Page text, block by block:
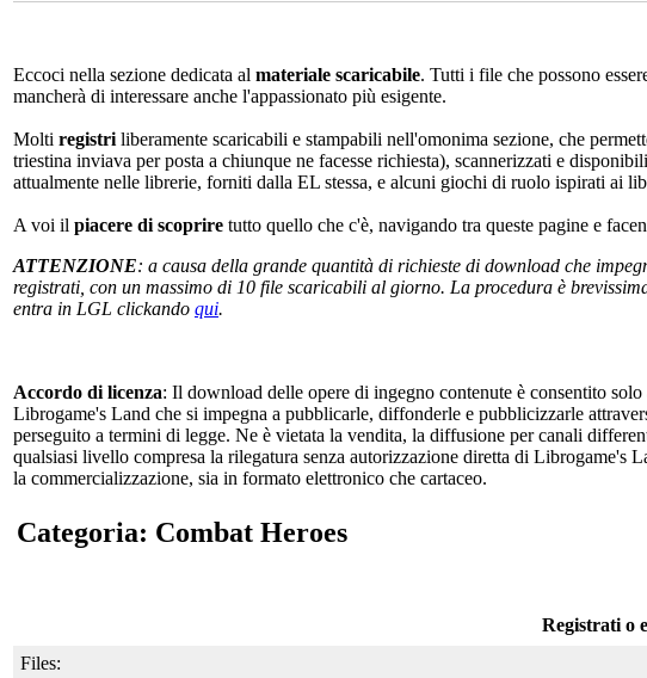
Eccoci nella sezione dedicata al materiale scaricabile. Tutti i file che possono
mancherà di interessare anche l'appassionato più esigente.
Molti registri liberamente scaricabili e stampabili nell'omonima sezione, che
triestina inviava per posta a chiunque ne facesse richiesta), scannerizzati e
attualmente nelle librerie, forniti dalla EL stessa, e alcuni giochi di ruolo ispirati ai
A voi il piacere di scoprire tutto quello che c'è, navigando tra queste pagine e
ATTENZIONE: a causa della grande quantità di richieste di download che
registrati, con un massimo di 10 file scaricabili al giorno. La procedura è
entra in LGL clickando qui.
Accordo di licenza: Il download delle opere di ingegno contenute è consentito
Librogame's Land che si impegna a pubblicarle, diffonderle e pubblicizzarle
perseguito a termini di legge. Ne è vietata la vendita, la diffusione per canali
qualsiasi livello compresa la rilegatura senza autorizzazione diretta di
la commercializzazione, sia in formato elettronico che cartaceo.
Categoria: Combat Heroes
Registrati o
Files: